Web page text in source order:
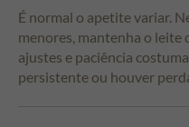
É normal o apetite variar.
menores, mantenha o leite
ajustes e paciência
persistente ou houver